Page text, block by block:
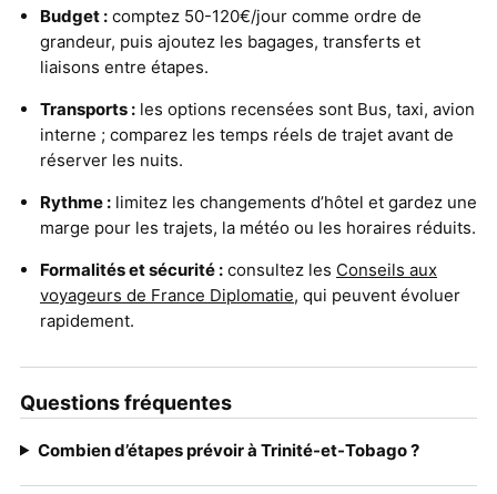
Budget : comptez 50-120€/jour comme ordre de
grandeur, puis ajoutez les bagages, transferts et
liaisons entre étapes.
Transports : les options recensées sont Bus, taxi, avion
interne ; comparez les temps réels de trajet avant de
réserver les nuits.
Rythme : limitez les changements d’hôtel et gardez une
marge pour les trajets, la météo ou les horaires réduits.
Formalités et sécurité : consultez les Conseils aux
voyageurs de France Diplomatie, qui peuvent évoluer
rapidement.
Questions fréquentes
Combien d’étapes prévoir à Trinité-et-Tobago ?